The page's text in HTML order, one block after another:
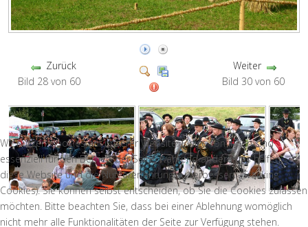
Zurück
Bild 28 von 60
Weiter
Bild 30 von 60
Wir nutzen Cookies auf unserer Website. Einige von ihnen sind
essenziell für den Betrieb der Seite, während andere uns helfen,
diese Website und die Nutzererfahrung zu verbessern (Tracking
Cookies). Sie können selbst entscheiden, ob Sie die Cookies zulassen
möchten. Bitte beachten Sie, dass bei einer Ablehnung womöglich
nicht mehr alle Funktionalitäten der Seite zur Verfügung stehen.